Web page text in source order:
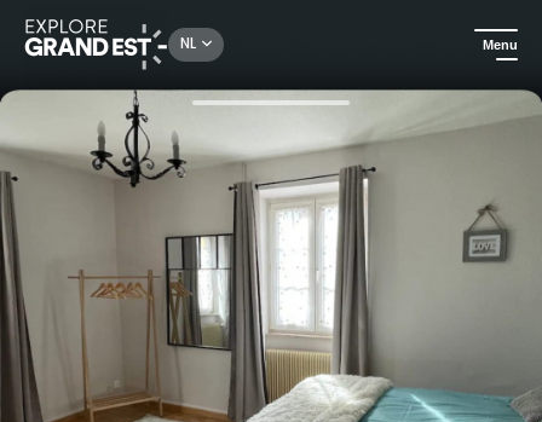
NL Menu
Kijk je ogen uit in de Grand Est Gîte voor 2 tot 6 personen met professionele infraroodsauna en tuin